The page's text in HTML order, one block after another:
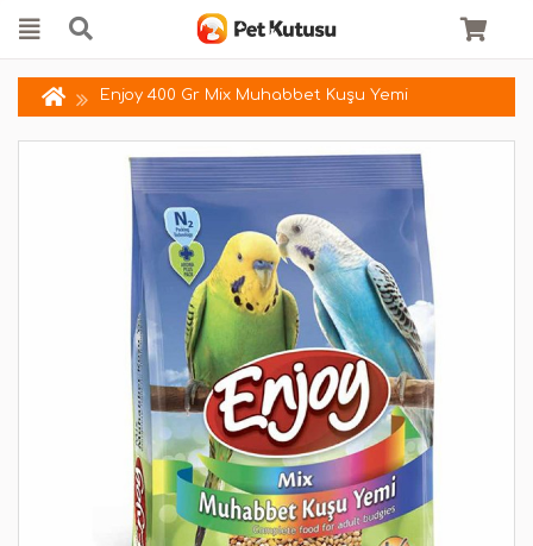
Enjoy 400 Gr Mix Muhabbet Kuşu Yemi